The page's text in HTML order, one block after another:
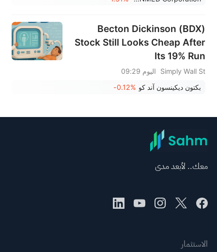
Becton Dickinson (BDX)
Stock Still Looks Cheap After
Its 19% Run
Simply Wall St
اليوم 09:29
بكتون ديكينسون آند كو -0.12%
معك.. لأبعد مدى
الاستثمار